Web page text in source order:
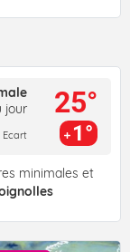
jour
Ecart
25°
1°
minimales et